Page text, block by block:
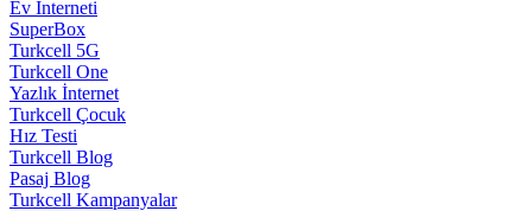
Ev İnterneti
SuperBox
Turkcell 5G
Turkcell One
Yazlık İnternet
Turkcell Çocuk
Hız Testi
Turkcell Blog
Pasaj Blog
Turkcell Kampanyalar